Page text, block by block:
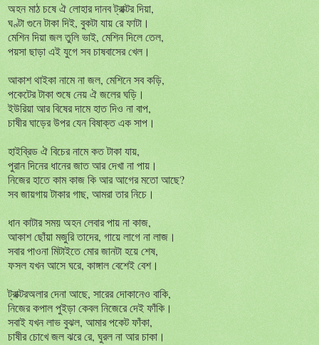
অহন মাঠ চষে ঐ লোহার দানব ট্রাক্টর দিয়া,
ঘণ্টা গুনে টাকা দিই, বুকটা যায় রে ফাটা।
মেশিন দিয়া জল তুলি ভাই, মেশিন দিলে তেল,
পয়সা ছাড়া এই যুগে সব চাষবাসের খেল।
আকাশ থাইকা নামে না জল, মেশিনে সব কড়ি,
পকেটের টাকা শুষে নেয় ঐ জলের ঘড়ি।
ইউরিয়া আর বিষের দামে হাত দিও না বাপ,
চাষীর ঘাড়ের উপর যেন বিষাক্ত এক সাপ।
হাইব্রিড ঐ বিচের নামে কত টাকা যায়,
পুরান দিনের ধানের জাত আর দেখা না পায়।
নিজের হাতে কাম কাজ কি আর আগের মতো আছে?
সব জায়গায় টাকার গাছ, আমরা তার নিচে।
ধান কাটার সময় অহন লেবার পায় না কাজ,
আকাশ ছোঁয়া মজুরি তাদের, গায়ে লাগে না লাজ।
সবার পাওনা মিটাইতে মোর জানটা হয়ে শেষ,
ফসল যখন আসে ঘরে, কাঙ্গাল বেশেই বেশ।
ট্রাক্টরঅলার দেনা আছে, সারের দোকানেও বাকি,
নিজের কপাল পুইড়া কেবল নিজেরে দেই ফাঁকি।
সবাই যখন লাভ বুঝল, আমার পকেট ফাঁকা,
চাষীর চোখে জল ঝরে রে, ঘুরল না আর চাকা।